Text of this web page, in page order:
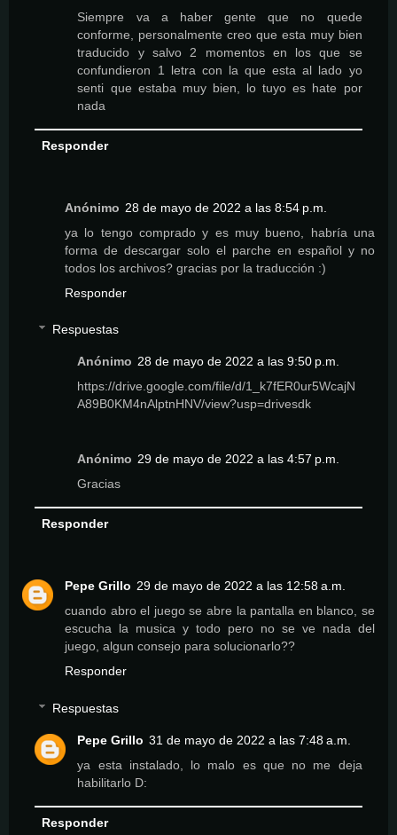
Siempre va a haber gente que no quede
conforme, personalmente creo que esta muy bien
traducido y salvo 2 momentos en los que se
confundieron 1 letra con la que esta al lado yo
senti que estaba muy bien, lo tuyo es hate por
nada
Responder
Anónimo 28 de mayo de 2022 a las 8:54 p.m.
ya lo tengo comprado y es muy bueno, habría una
forma de descargar solo el parche en español y no
todos los archivos? gracias por la traducción :)
Responder
Respuestas
Anónimo 28 de mayo de 2022 a las 9:50 p.m.
https://drive.google.com/file/d/1_k7fER0ur5WcajN
A89B0KM4nAlptnHNV/view?usp=drivesdk
Anónimo 29 de mayo de 2022 a las 4:57 p.m.
Gracias
Responder
Pepe Grillo 29 de mayo de 2022 a las 12:58 a.m.
cuando abro el juego se abre la pantalla en blanco, se
escucha la musica y todo pero no se ve nada del
juego, algun consejo para solucionarlo??
Responder
Respuestas
Pepe Grillo 31 de mayo de 2022 a las 7:48 a.m.
ya esta instalado, lo malo es que no me deja
habilitarlo D:
Responder